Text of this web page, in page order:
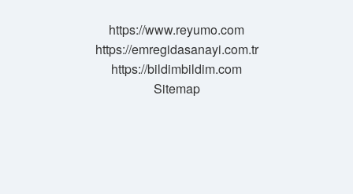
gelir
?
https://www.reyumo.com
https://emregidasanayi.com.tr
https://bildimbildim.com
Sitemap